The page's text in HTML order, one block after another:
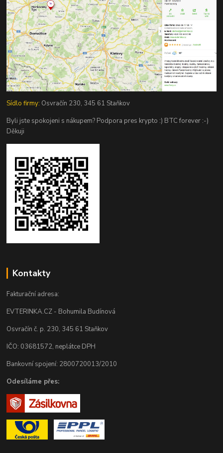
Sídlo firmy: Osvračín 230, 345 61 Staňkov
Byli jste spokojeni s nákupem? Podpora pres krypto :) BTC forever :-)
Děkuji
Kontakty
Fakturační adresa:
EVTERINKA.CZ - Bohumila Budínová
Osvračín č. p. 230, 345 61 Staňkov
IČO: 03681572, neplátce DPH
Bankovní spojení: 2800720013/2010
Odesíláme přes: